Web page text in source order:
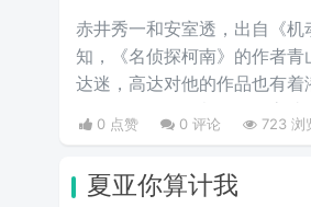
赤井秀一和安室透，出自《
知，《名侦探柯南》的作者
达迷，高达对他的作品也有着
为梗，例如赤井秀一的名字就
致。
0 点赞 0 评论 723 浏
夏亚你算计我